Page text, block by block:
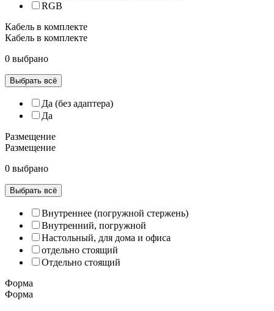
RGB
Кабель в комплекте
Кабель в комплекте
0 выбрано
Выбрать всё
Да (без адаптера)
Да
Размещение
Размещение
0 выбрано
Выбрать всё
Внутреннее (погружной стержень)
Внутренний, погружной
Настольный, для дома и офиса
отдельно стоящий
Отдельно стоящий
Форма
Форма